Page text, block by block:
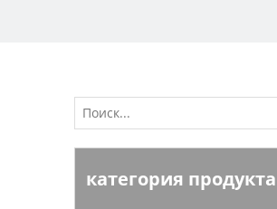
категория продукта